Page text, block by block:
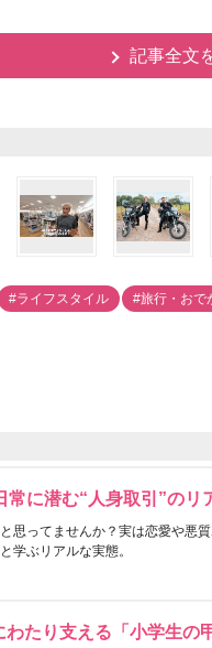
記事全文
#ライフスタイル #旅行・おで
常に潜む“人身取引”のリ
思ってませんか？実は恋愛や悪
学ぶリアルな実態。
たり支える「小学生の